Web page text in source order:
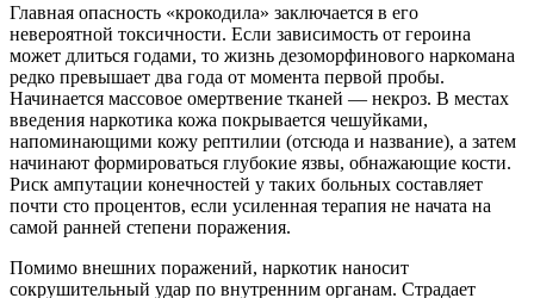
Главная опасность «крокодила» заключается в его
невероятной токсичности. Если зависимость от героина
может длиться годами, то жизнь дезоморфинового наркомана
редко превышает два года от момента первой пробы.
Начинается массовое омертвение тканей — некроз. В местах
введения наркотика кожа покрывается чешуйками,
напоминающими кожу рептилии (отсюда и название), а затем
начинают формироваться глубокие язвы, обнажающие кости.
Риск ампутации конечностей у таких больных составляет
почти сто процентов, если усиленная терапия не начата на
самой ранней степени поражения.
Помимо внешних поражений, наркотик наносит
сокрушительный удар по внутренним органам. Страдает